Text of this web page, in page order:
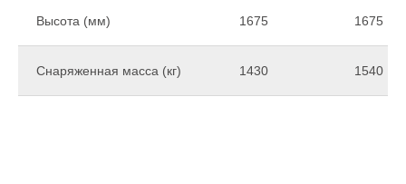
Высота (мм) 1675 1675
Снаряженная масса (кг) 1430 1540